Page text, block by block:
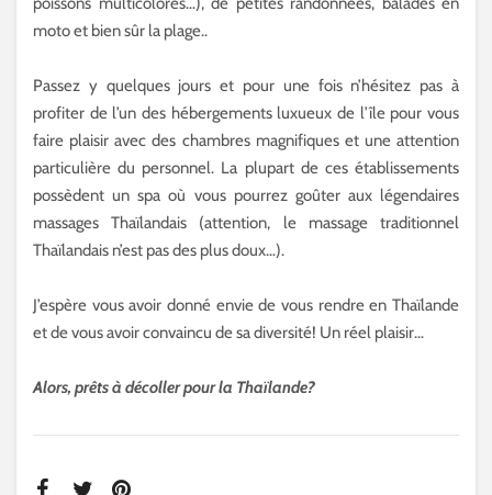
moto et bien sûr la plage..
Passez y quelques jours et pour une fois n’hésitez pas à
profiter de l’un des hébergements luxueux de l’île pour vous
faire plaisir avec des chambres magnifiques et une attention
particulière du personnel. La plupart de ces établissements
possèdent un spa où vous pourrez goûter aux légendaires
massages Thaïlandais (attention, le massage traditionnel
Thaïlandais n’est pas des plus doux…).
J’espère vous avoir donné envie de vous rendre en Thaïlande
et de vous avoir convaincu de sa diversité! Un réel plaisir…
Alors, prêts à décoller pour la Thaïlande?